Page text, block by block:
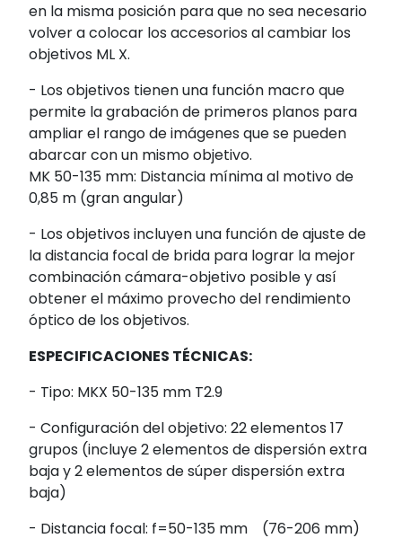
en la misma posición para que no sea necesario
volver a colocar los accesorios al cambiar los
objetivos ML X.
- Los objetivos tienen una función macro que
permite la grabación de primeros planos para
ampliar el rango de imágenes que se pueden
abarcar con un mismo objetivo.
MK 50-135 mm: Distancia mínima al motivo de
0,85 m (gran angular)
- Los objetivos incluyen una función de ajuste de
la distancia focal de brida para lograr la mejor
combinación cámara-objetivo posible y así
obtener el máximo provecho del rendimiento
óptico de los objetivos.
ESPECIFICACIONES TÉCNICAS:
- Tipo: MKX 50-135 mm T2.9
- Configuración del objetivo: 22 elementos 17
grupos (incluye 2 elementos de dispersión extra
baja y 2 elementos de súper dispersión extra
baja)
- Distancia focal: f=50-135 mm (76-206 mm)